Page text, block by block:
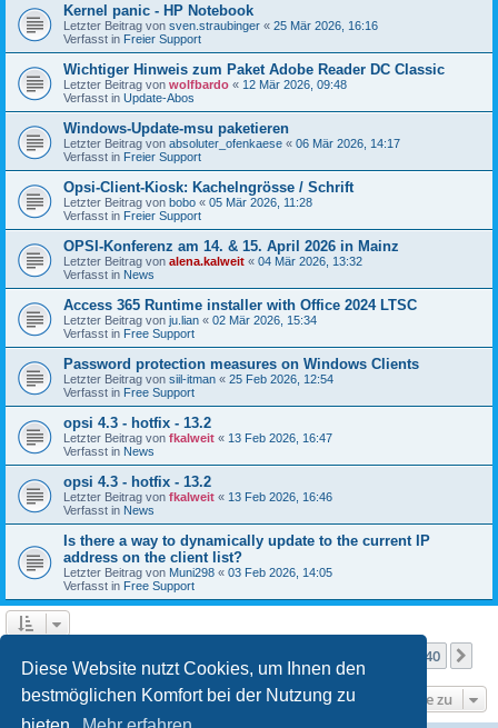
Diese Website nutzt Cookies, um Ihnen den
bestmöglichen Komfort bei der Nutzung zu
Kernel panic - HP Notebook
Letzter Beitrag von sven.straubinger « 25 Mär 2026, 16:16
Verfasst in Freier Support
Wichtiger Hinweis zum Paket Adobe Reader DC Classic
Letzter Beitrag von wolfbardo « 12 Mär 2026, 09:48
Verfasst in Update-Abos
Windows-Update-msu paketieren
Letzter Beitrag von absoluter_ofenkaese « 06 Mär 2026, 14:17
Verfasst in Freier Support
Opsi-Client-Kiosk: Kachelngrösse / Schrift
Letzter Beitrag von bobo « 05 Mär 2026, 11:28
Verfasst in Freier Support
OPSI-Konferenz am 14. & 15. April 2026 in Mainz
Letzter Beitrag von alena.kalweit « 04 Mär 2026, 13:32
Verfasst in News
Access 365 Runtime installer with Office 2024 LTSC
Letzter Beitrag von ju.lian « 02 Mär 2026, 15:34
Verfasst in Free Support
Password protection measures on Windows Clients
Letzter Beitrag von siil-itman « 25 Feb 2026, 12:54
Verfasst in Free Support
opsi 4.3 - hotfix - 13.2
Letzter Beitrag von fkalweit « 13 Feb 2026, 16:47
Verfasst in News
opsi 4.3 - hotfix - 13.2
Letzter Beitrag von fkalweit « 13 Feb 2026, 16:46
Verfasst in News
Is there a way to dynamically update to the current IP
address on the client list?
Letzter Beitrag von Muni298 « 03 Feb 2026, 14:05
Verfasst in Free Support
40
Gehe zu